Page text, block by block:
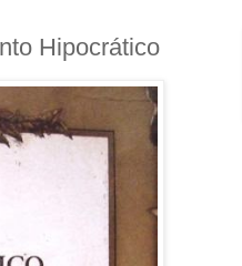
Hipocrático